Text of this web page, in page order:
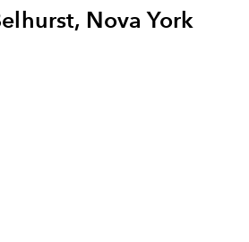
Nova York